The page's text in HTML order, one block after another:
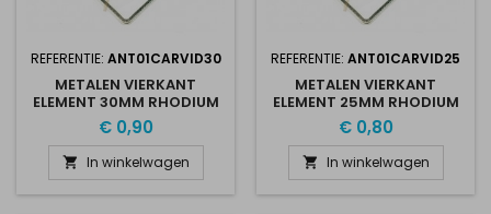
REFERENTIE: ANT01CARVID30
METALEN VIERKANT
ELEMENT 30MM RHODIUM
PLATED
€ 0,90
 In winkelwagen
REFERENTIE: ANT01CARVID25
METALEN VIERKANT
ELEMENT 25MM RHODIUM
PLATED
€ 0,80
 In winkelwagen